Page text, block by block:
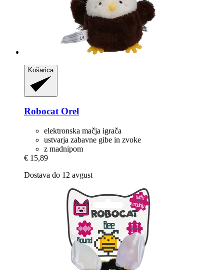
Košarica
RobocatOrel
elektronska mačja igrača
ustvarja zabavne gibe in zvoke
z madnipom
€ 15,89
Dostava do 12 avgust